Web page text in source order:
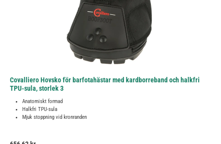
Covalliero Hovsko för barfotahästar med kardborreband och halkfri
TPU-sula, storlek 3
Anatomiskt formad
Halkfri TPU-sula
Mjuk stoppning vid kronranden